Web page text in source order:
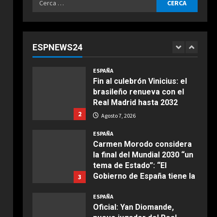
ESPNEWS24
Agosto 7, 2026
1
Agosto 7, 2026
2
ESPAÑA
Fin al culebrón Vinicius: el
brasileño renueva con el
Real Madrid hasta 2032
Agosto 7, 2026
3
ESPAÑA
Carmen Morodo considera
la final del Mundial 2030 “un
tema de Estado”: “El
Gobierno de España tiene la
Agosto 7, 2026
ESPAÑA
Oficial: Yan Diomande,
COCINA
Ensalada de espinacas
deliciosa
Maggio 28, 2026
COCINA
Boquerones fritos en
freidora de aire
Aprile 24, 2026
Buñuelos de alcachofas